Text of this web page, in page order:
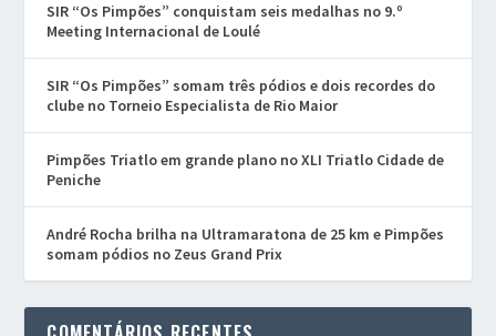
SIR “Os Pimpões” conquistam seis medalhas no 9.º
Meeting Internacional de Loulé
SIR “Os Pimpões” somam três pódios e dois recordes do
clube no Torneio Especialista de Rio Maior
Pimpões Triatlo em grande plano no XLI Triatlo Cidade de
Peniche
André Rocha brilha na Ultramaratona de 25 km e Pimpões
somam pódios no Zeus Grand Prix